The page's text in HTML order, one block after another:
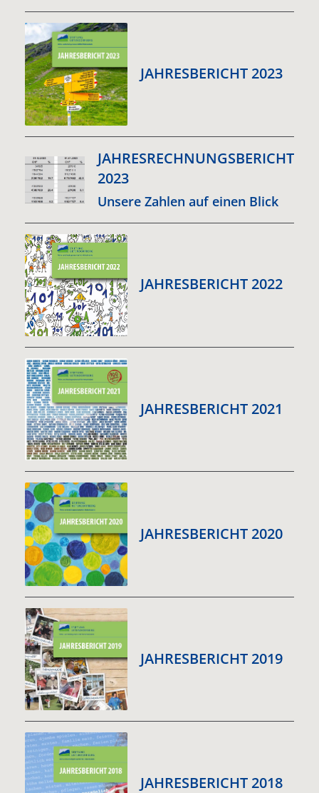
JAHRESBERICHT 2023
JAHRESRECHNUNGSBERICHT
2023
Unsere Zahlen auf einen Blick
JAHRESBERICHT 2022
JAHRESBERICHT 2021
JAHRESBERICHT 2020
JAHRESBERICHT 2019
JAHRESBERICHT 2018